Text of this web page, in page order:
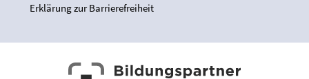
Erklärung zur Barrierefreiheit